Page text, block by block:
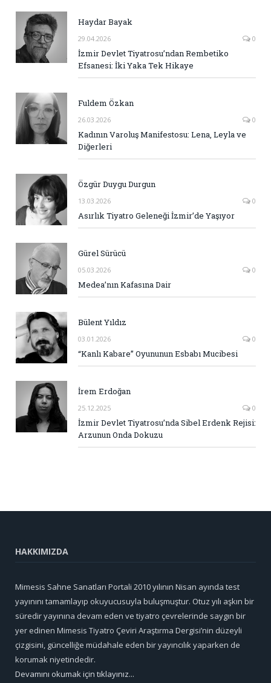
Haydar Bayak
29.04.2026 0
İzmir Devlet Tiyatrosu’ndan Rembetiko
Efsanesi: İki Yaka Tek Hikaye
Fuldem Özkan
26.03.2026 0
Kadının Varoluş Manifestosu: Lena, Leyla ve
Diğerleri
Özgür Duygu Durgun
13.03.2026 0
Asırlık Tiyatro Geleneği İzmir’de Yaşıyor
Gürel Sürücü
05.03.2026 0
Medea’nın Kafasına Dair
Bülent Yıldız
03.01.2026 0
“Kanlı Kabare” Oyununun Esbabı Mucibesi
İrem Erdoğan
25.12.2025 0
İzmir Devlet Tiyatrosu’nda Sibel Erdenk Rejisi:
Arzunun Onda Dokuzu
HAKKIMIZDA
Mimesis Sahne Sanatları Portali 2010 yılının Nisan ayında test
yayınını tamamlayıp okuyucusuyla buluşmuştur. Otuz yılı aşkın bir
süredir yayınına devam eden ve tiyatro çevrelerinde saygın bir
yer edinen Mimesis Tiyatro Çeviri Araştırma Dergisi’nin düzeyli
çizgisini, güncelliğe müdahale eden bir yayıncılık yaparken de
korumak niyetindedir.
Devamını okumak için tıklayınız...